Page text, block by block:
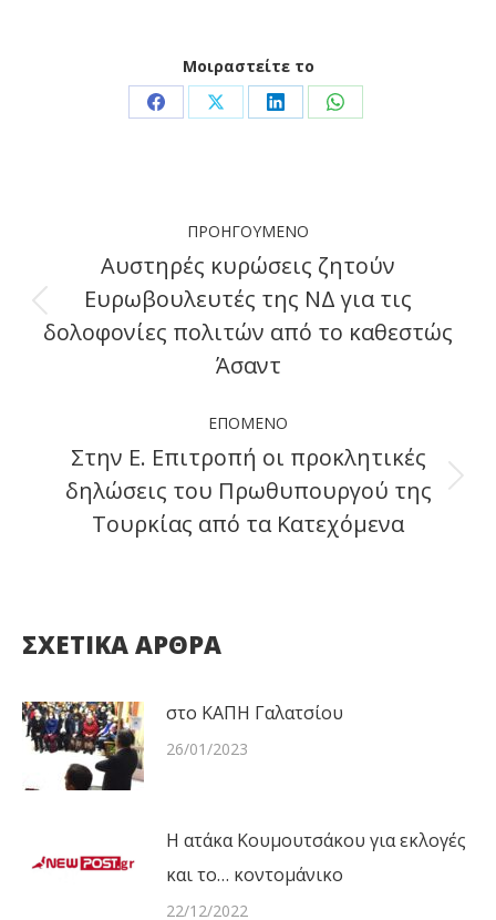
Μοιραστείτε το
Share Share Share Share
navigation
ΠΡΟΗΓΟΎΜΕΝΟ
Previous
Αυστηρές κυρώσεις ζητούν
Ευρωβουλευτές της ΝΔ για τις
δολοφονίες πολιτών από το καθεστώς
Άσαντ
ΕΠΌΜΕΝΟ
Next
post:
Στην Ε. Επιτροπή οι προκλητικές
δηλώσεις του Πρωθυπουργού της
Τουρκίας από τα Κατεχόμενα
ΣΧΕΤΙΚΑ ΑΡΘΡΑ
στο ΚΑΠΗ Γαλατσίου
26/01/2023
Η ατάκα Κουμουτσάκου για εκλογές
και το… κοντομάνικο
22/12/2022